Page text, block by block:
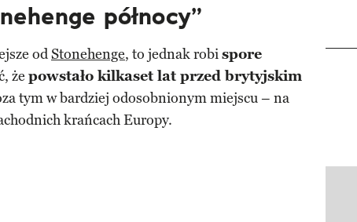
północy”
odStonehenge, to jednak robispore
że powstało kilkaset lat przed brytyjskim
tym w bardziej odosobnionym miejscu – na
krańcach Europy.